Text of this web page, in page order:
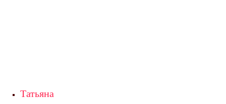
Татьяна